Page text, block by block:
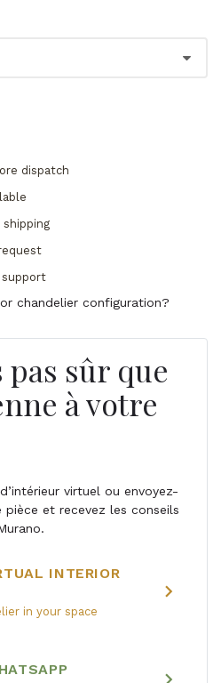
dispatch
support
chandelier configuration?
pas sûr que
à votre
virtuel ou envoyez-
et recevez les conseils
INTERIOR
in your space
chevron_right